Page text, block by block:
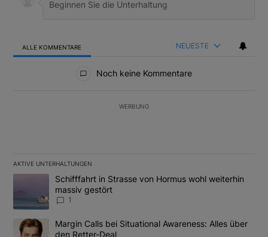
ALLE KOMMENTARE NEUESTE
Noch keine Kommentare
WERBUNG
AKTIVE UNTERHALTUNGEN
Das Folgende ist eine Liste der am meisten kommentierten
Ein Trendartikel mit dem Titel "Schifffahrt in Strasse von
Schifffahrt in Strasse von Hormus wohl weiterhin
massiv gestört
1
Ein Trendartikel mit dem Titel "Margin Calls bei Situational
Margin Calls bei Situational Awareness: Alles über
den Retter-Deal